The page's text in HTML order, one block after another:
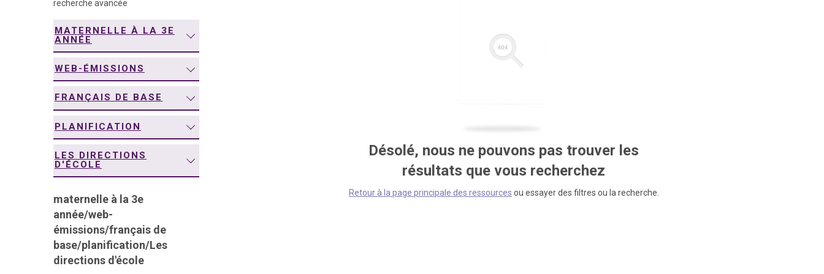
recherche avancée
MATERNELLE À LA 3E
ANNÉE
WEB-ÉMISSIONS
FRANÇAIS DE BASE
PLANIFICATION
LES DIRECTIONS
D'ÉCOLE
maternelle à la 3e
année/web-
émissions/français de
base/planification/Les
directions d'école
Désolé, nous ne pouvons pas trouver les
résultats que vous recherchez
Retour à la page principale des ressources ou essayer des filtres ou la recherche.